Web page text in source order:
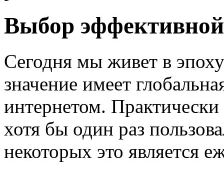
Выбор
Сегодня мы живет в
значение имеет
интернетом.
хотя бы один раз
некоторых это является